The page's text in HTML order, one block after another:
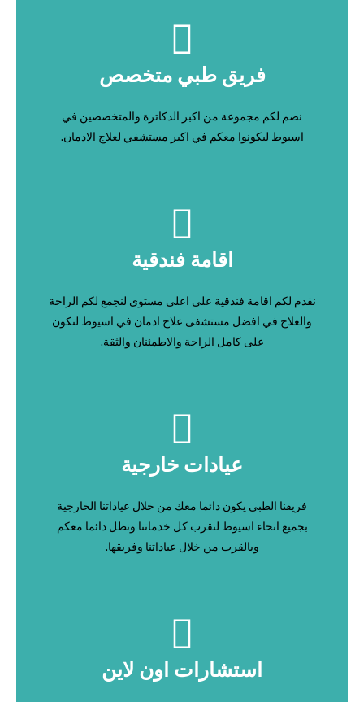
فريق طبي متخصص
نضم لكم مجموعة من اكبر الدكاترة والمتخصصين في
اسيوط ليكونوا معكم في اكبر مستشفي لعلاج الادمان.
اقامة فندقية
نقدم لكم اقامة فندقية على اعلى مستوى لنجمع لكم الراحة
والعلاج في افضل مستشفى علاج ادمان في اسيوط لتكون
على كامل الراحة والاطمئنان والثقة.
عيادات خارجية
فريقنا الطبي يكون دائما معك من خلال عياداتنا الخارجية
بجميع انحاء اسيوط لنقرب كل خدماتنا ونظل دائما معكم
وبالقرب من خلال عياداتنا وفريقها.
استشارات اون لاين